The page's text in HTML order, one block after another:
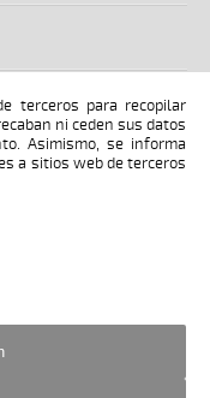
terceros para recopilar
ni ceden sus datos
Asimismo, se informa
a sitios web de terceros